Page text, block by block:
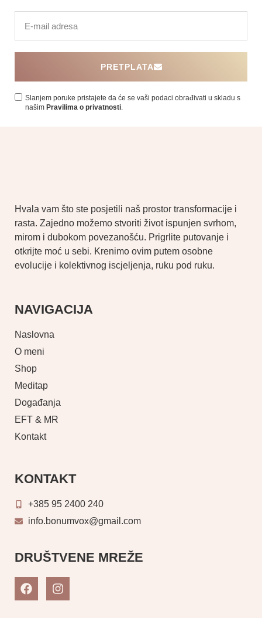
Slanjem poruke pristajete da će se vaši podaci obrađivati ​​u skladu s
našim Pravilima o privatnosti.
PRETPLATA
Hvala vam što ste posjetili naš prostor transformacije i
rasta. Zajedno možemo stvoriti život ispunjen svrhom,
mirom i dubokom povezanošću. Prigrlite putovanje i
otkrijte moć u sebi. Krenimo ovim putem osobne
evolucije i kolektivnog iscjeljenja, ruku pod ruku.
NAVIGACIJA
Naslovna
O meni
Shop
Meditap
Događanja
EFT & MR
Kontakt
KONTAKT
+385 95 2400 240
info.bonumvox@gmail.com
DRUŠTVENE MREŽE